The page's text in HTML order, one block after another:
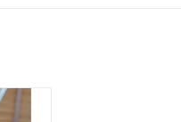
in
gr